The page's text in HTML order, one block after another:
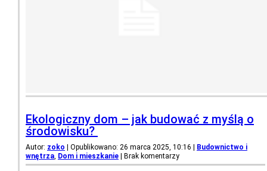
Ekologiczny dom – jak budować z myślą o
środowisku?
Autor: zoko | Opublikowano: 26 marca 2025, 10:16 | Budownictwo i
wnętrza Dom i mieszkanie | Brak komentarzy